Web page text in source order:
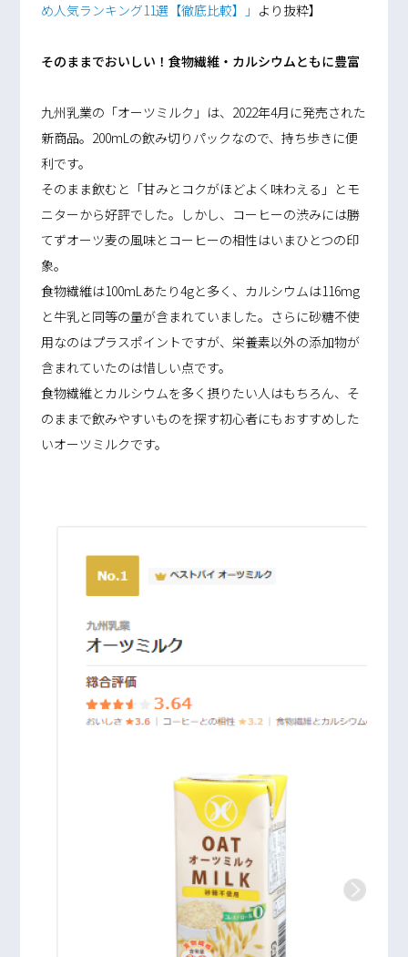
め人気ランキング11選【徹底比較】」 より抜粋】
そのままでおいしい！食物繊維・カルシウムともに豊富
九州乳業の「オーツミルク」は、2022年4月に発売された
新商品。200mLの飲み切りパックなので、持ち歩きに便
利です。
そのまま飲むと「甘みとコクがほどよく味わえる」とモ
ニターから好評でした。しかし、コーヒーの渋みには勝
てずオーツ麦の風味とコーヒーの相性はいまひとつの印
象。
食物繊維は100mLあたり4gと多く、カルシウムは116mg
と牛乳と同等の量が含まれていました。さらに砂糖不使
用なのはプラスポイントですが、栄養素以外の添加物が
含まれていたのは惜しい点です。
食物繊維とカルシウムを多く摂りたい人はもちろん、そ
のままで飲みやすいものを探す初心者にもおすすめした
いオーツミルクです。